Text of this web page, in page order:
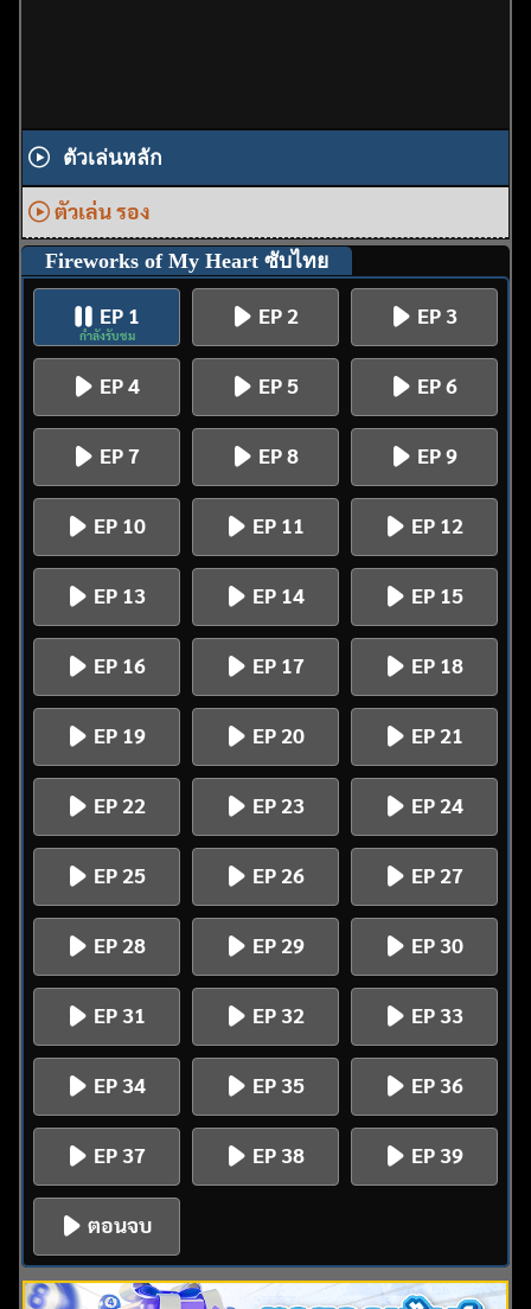
ตัวเล่นหลัก
ตัวเล่น รอง
Fireworks of My Heart ซับไทย
EP 1
กำลังรับชม
EP 2 EP 3
EP 4 EP 5 EP 6
EP 7 EP 8 EP 9
EP 10 EP 11 EP 12
EP 13 EP 14 EP 15
EP 16 EP 17 EP 18
EP 19 EP 20 EP 21
EP 22 EP 23 EP 24
EP 25 EP 26 EP 27
EP 28 EP 29 EP 30
EP 31 EP 32 EP 33
EP 34 EP 35 EP 36
EP 37 EP 38 EP 39
ตอนจบ